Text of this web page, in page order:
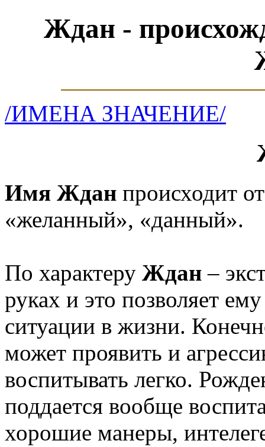
Ждан -
/ИМЕНА ЗНАЧЕНИЕ/
Имя Ждан происходит
«желанный», «данный».
По характеру Ждан –
руках и это позволяет
ситуации в жизни.
может проявить и
воспитывать легко.
поддается вообще
хорошие манеры,